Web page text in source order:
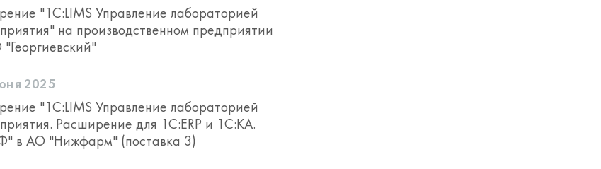
"1С:LIMS Управление лабораторией
на производственном предприятии
2025
"1С:LIMS Управление лабораторией
Расширение для 1С:ERP и 1С:КА.
в АО "Нижфарм" (поставка 3)